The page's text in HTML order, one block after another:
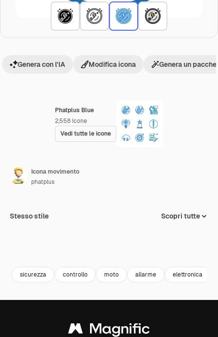
Phatplus Blue
2,558 Icone
Vedi tutte le icone
Genera con l'IA Modifica icona Genera un
Icona movimento
phatplus
Stesso stile Scopri tutte
sicurezza controllo moto allarme elettronica